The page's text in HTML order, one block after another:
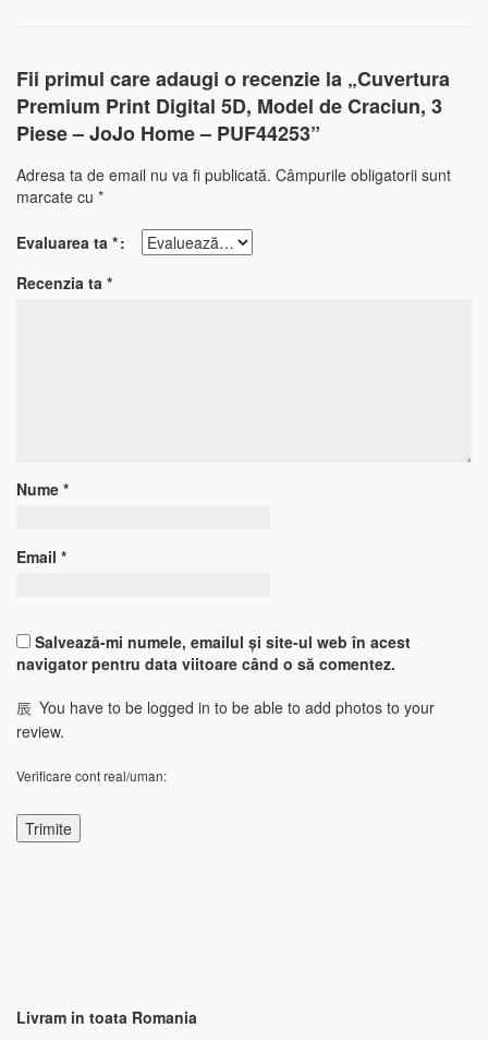
Fii primul care adaugi o recenzie la „Cuvertura
Premium Print Digital 5D, Model de Craciun, 3
Piese – JoJo Home – PUF44253”
Adresa ta de email nu va fi publicată. Câmpurile obligatorii sunt
marcate cu *
Evaluarea ta *
Recenzia ta *
Nume *
Email *
Salvează-mi numele, emailul și site-ul web în acest
navigator pentru data viitoare când o să comentez.
You have to be logged in to be able to add photos to your
review.
Verificare cont real/uman:
Livram in toata Romania